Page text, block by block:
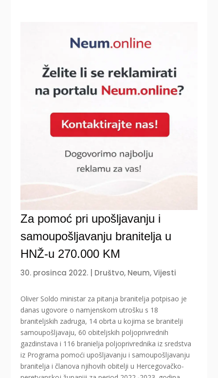
Za pomoć pri upošljavanju i
samoupošljavanju branitelja u
HNŽ-u 270.000 KM
30. prosinca 2022. Društvo, Neum,Vijesti
Oliver Soldo ministar za pitanja branitelja potpisao je
danas ugovore o namjenskom utrošku s 18
braniteljskih zadruga, 14 obrta u kojima se branitelji
samoupošljavaju, 60 obiteljskih poljoprivrednih
gazdinstava i 116 branielja poljoprivrednika iz sredstva
iz Programa pomoći upošljavanju i samoupošljavanju
branitelja i članova njihovih obitelji u Hercegovačko-